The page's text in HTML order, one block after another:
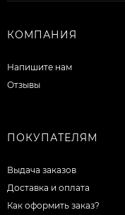
КОМПАНИЯ
Напишите нам
Отзывы
ПОКУПАТЕЛЯМ
Выдача заказов
Доставка и оплата
Как оформить заказ?